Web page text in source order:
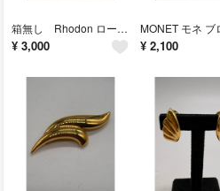
箱無し Rhodon ロードン シュシュ ビジュー ブラウン no.207
¥ 3,000 ¥ 2,100